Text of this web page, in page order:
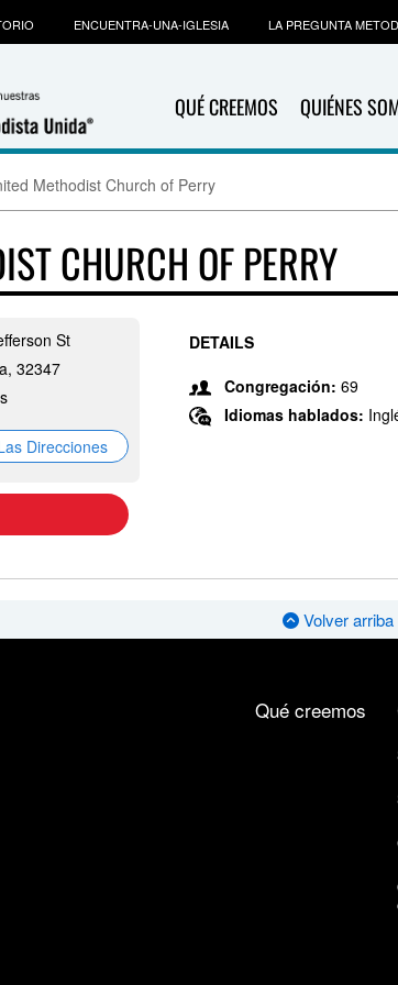
QUÉ CREEMOS QUIÉNES
ENCUENTRA-UNA-IGLESIA LA PREGUNTA
Methodist Church of Perry
CHURCH OF PERRY
St
32347
Direcciones
DETAILS
Congregación: 69
Idiomas hablados:
Volver arriba
Qué creemos